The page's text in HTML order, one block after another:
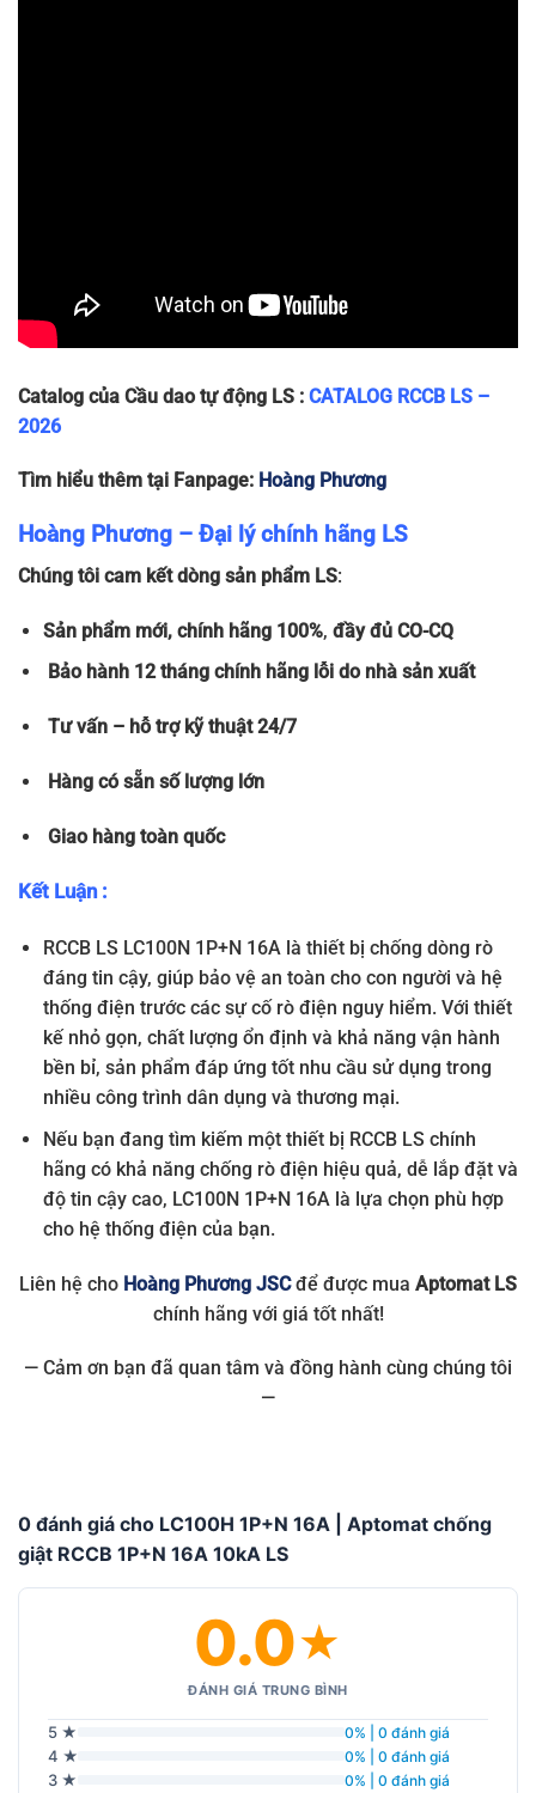
Catalog của Cầu dao tự động LS : CATALOG RCCB LS –
2026
Tìm hiểu thêm tại Fanpage: Hoàng Phương
Hoàng Phương – Đại lý chính hãng LS
Chúng tôi cam kết dòng sản phẩm LS:
Sản phẩm mới, chính hãng 100%, đầy đủ CO-CQ
Bảo hành 12 tháng chính hãng lỗi do nhà sản xuất
Tư vấn – hỗ trợ kỹ thuật 24/7
Hàng có sẵn số lượng lớn
Giao hàng toàn quốc
Kết Luận :
RCCB LS LC100N 1P+N 16A là thiết bị chống dòng rò
đáng tin cậy, giúp bảo vệ an toàn cho con người và hệ
thống điện trước các sự cố rò điện nguy hiểm. Với thiết
kế nhỏ gọn, chất lượng ổn định và khả năng vận hành
bền bỉ, sản phẩm đáp ứng tốt nhu cầu sử dụng trong
nhiều công trình dân dụng và thương mại.
Nếu bạn đang tìm kiếm một thiết bị RCCB LS chính
hãng có khả năng chống rò điện hiệu quả, dễ lắp đặt và
độ tin cậy cao, LC100N 1P+N 16A là lựa chọn phù hợp
cho hệ thống điện của bạn.
Liên hệ cho Hoàng Phương JSCđể được mua Aptomat LS
chính hãng với giá tốt nhất!
— Cảm ơn bạn đã quan tâm và đồng hành cùng chúng tôi
—
0 đánh giá cho LC100H 1P+N 16A | Aptomat chống
giật RCCB 1P+N 16A 10kA LS
0.0★
ĐÁNH GIÁ TRUNG BÌNH
5 ★ 0% | 0 đánh giá
4 ★ 0% | 0 đánh giá
3 ★ 0% | 0 đánh giá